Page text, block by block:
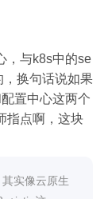
，与k8s中的se
换句话说如果
置中心这两个
指点啊，这块
实像云原生